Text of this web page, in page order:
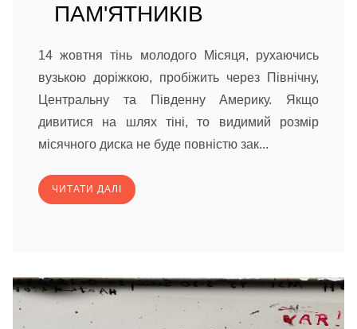
ПАМ'ЯТНИКІВ
14 жовтня тінь молодого Місяця, рухаючись
вузькою доріжкою, пробіжить через Північну,
Центральну та Південну Америку. Якщо
дивитися на шлях тіні, то видимий розмір
місячного диска не буде повністю зак...
ЧИТАТИ ДАЛІ